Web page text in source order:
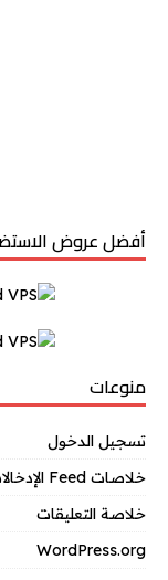
أفضل عروض
منوعات
تسجيل الدخول
خلاصات Feed الإدخالات
خلاصة التعليقات
WordPress.org